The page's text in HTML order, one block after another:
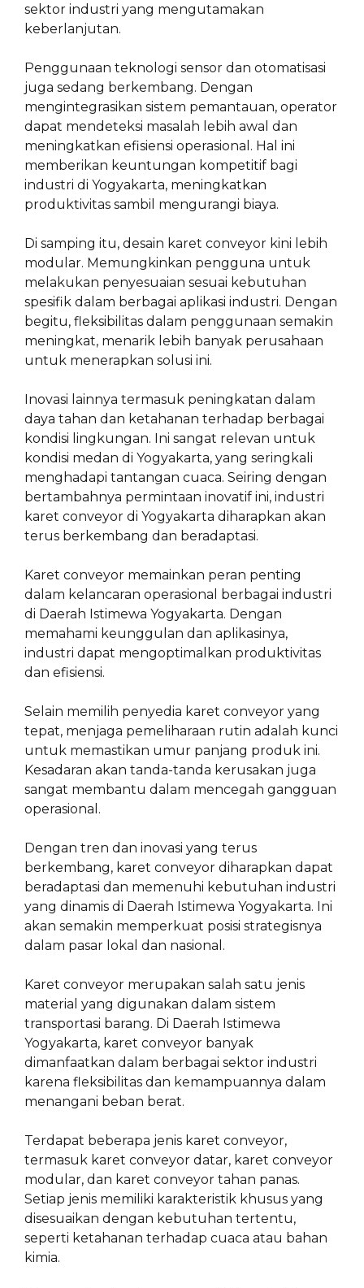
sektor industri yang mengutamakan
keberlanjutan.
Penggunaan teknologi sensor dan otomatisasi
juga sedang berkembang. Dengan
mengintegrasikan sistem pemantauan, operator
dapat mendeteksi masalah lebih awal dan
meningkatkan efisiensi operasional. Hal ini
memberikan keuntungan kompetitif bagi
industri di Yogyakarta, meningkatkan
produktivitas sambil mengurangi biaya.
Di samping itu, desain karet conveyor kini lebih
modular. Memungkinkan pengguna untuk
melakukan penyesuaian sesuai kebutuhan
spesifik dalam berbagai aplikasi industri. Dengan
begitu, fleksibilitas dalam penggunaan semakin
meningkat, menarik lebih banyak perusahaan
untuk menerapkan solusi ini.
Inovasi lainnya termasuk peningkatan dalam
daya tahan dan ketahanan terhadap berbagai
kondisi lingkungan. Ini sangat relevan untuk
kondisi medan di Yogyakarta, yang seringkali
menghadapi tantangan cuaca. Seiring dengan
bertambahnya permintaan inovatif ini, industri
karet conveyor di Yogyakarta diharapkan akan
terus berkembang dan beradaptasi.
Karet conveyor memainkan peran penting
dalam kelancaran operasional berbagai industri
di Daerah Istimewa Yogyakarta. Dengan
memahami keunggulan dan aplikasinya,
industri dapat mengoptimalkan produktivitas
dan efisiensi.
Selain memilih penyedia karet conveyor yang
tepat, menjaga pemeliharaan rutin adalah kunci
untuk memastikan umur panjang produk ini.
Kesadaran akan tanda-tanda kerusakan juga
sangat membantu dalam mencegah gangguan
operasional.
Dengan tren dan inovasi yang terus
berkembang, karet conveyor diharapkan dapat
beradaptasi dan memenuhi kebutuhan industri
yang dinamis di Daerah Istimewa Yogyakarta. Ini
akan semakin memperkuat posisi strategisnya
dalam pasar lokal dan nasional.
Karet conveyor merupakan salah satu jenis
material yang digunakan dalam sistem
transportasi barang. Di Daerah Istimewa
Yogyakarta, karet conveyor banyak
dimanfaatkan dalam berbagai sektor industri
karena fleksibilitas dan kemampuannya dalam
menangani beban berat.
Terdapat beberapa jenis karet conveyor,
termasuk karet conveyor datar, karet conveyor
modular, dan karet conveyor tahan panas.
Setiap jenis memiliki karakteristik khusus yang
disesuaikan dengan kebutuhan tertentu,
seperti ketahanan terhadap cuaca atau bahan
kimia.